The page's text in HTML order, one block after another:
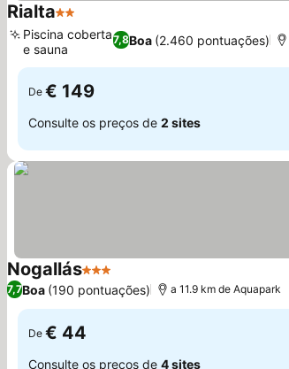
Rialta2 Estrelas
7,8Boa (2.460 pontuações)
Piscina coberta
e sauna
De € 149
Consulte os preços de 2 sites
Nogallás3 Estrelas
7,7Boa (190 pontuações) a 11.9 km de Aquapark
De € 44
Consulte os preços de 4 sites